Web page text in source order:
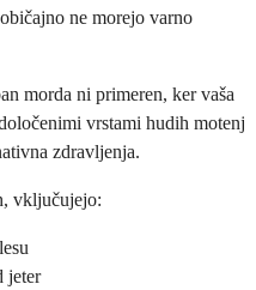
ne morejo varno
morda ni primeren, ker vaša
vrstami hudih motenj
zdravljenja.
vključujejo:
jeter